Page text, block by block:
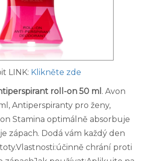
LINK: Klikněte zde
roll-on 50 ml . Avon
Antiperspiranty pro ženy,
Stamina optimálně absorbuje
zápach. Dodá vám každý den
chrání proti